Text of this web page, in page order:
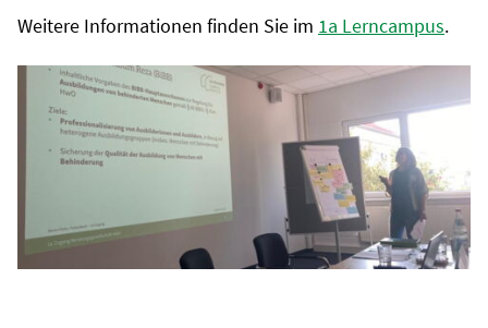
Weitere Informationen finden Sie im 1a Lerncampus.